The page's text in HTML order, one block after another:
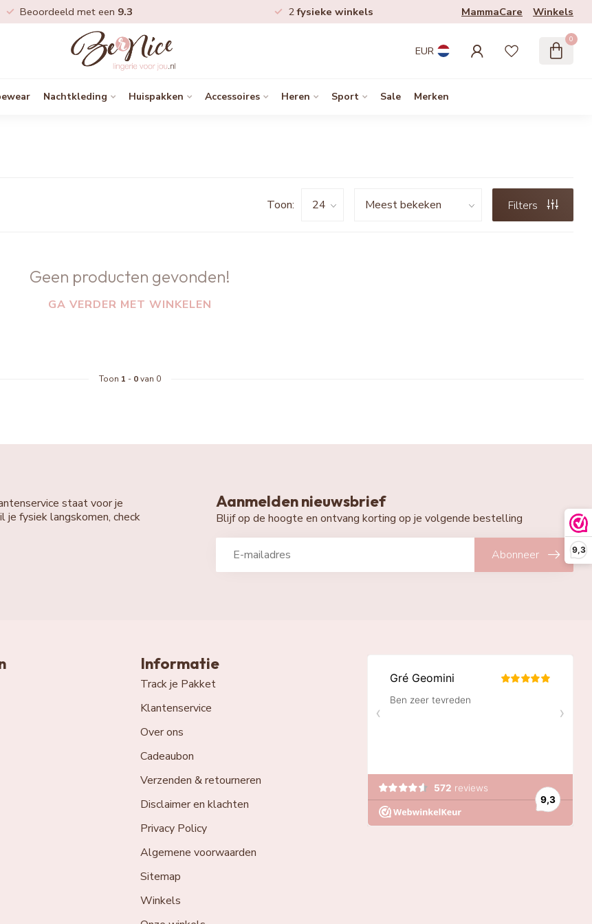
9,3
Beoordeeld met een 9.3 2fysieke winkels MammaCare Winkels
EUR
0
Nachtkleding Huispakken Accessoires Heren Sport Sale Merken
Toon: Filters
Geen producten gevonden!
GA VERDER MET WINKELEN
Toon 1 - 0van 0
staat voor je
fysiek langskomen, check
Aanmelden nieuwsbrief
Blijf op de hoogte en ontvang korting op je volgende bestelling
Abonneer
Informatie
Track je Pakket
Klantenservice
Over ons
Cadeaubon
Verzenden & retourneren
Disclaimer en klachten
Privacy Policy
Algemene voorwaarden
Sitemap
Winkels